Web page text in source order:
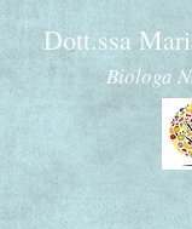
Dott.ssa
Biologa